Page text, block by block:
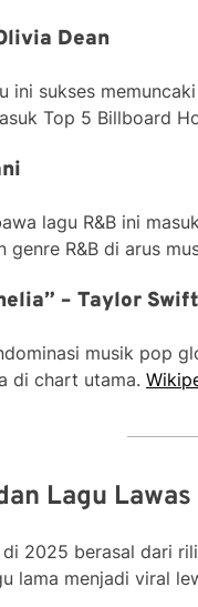
Dean
ini sukses
Top 5 Billboard
lagu R&B ini
genre R&B di arus
– Taylor Swift
musik pop
di chart utama.
Lagu
2025 berasal dari
lama menjadi viral